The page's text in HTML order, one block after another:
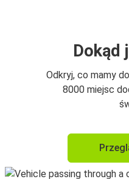
Leeds
Birmingham
Leeds
Birmingham
Leeds
Dokąd
Odkryj, co mamy
8000 miejsc